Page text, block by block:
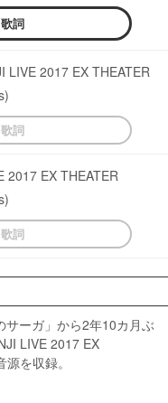
歌詞
LIVE 2017 EX THEATER
歌詞
2017 EX THEATER
歌詞
ーガ」から2年10カ月ぶ
LIVE 2017 EX
を収録。